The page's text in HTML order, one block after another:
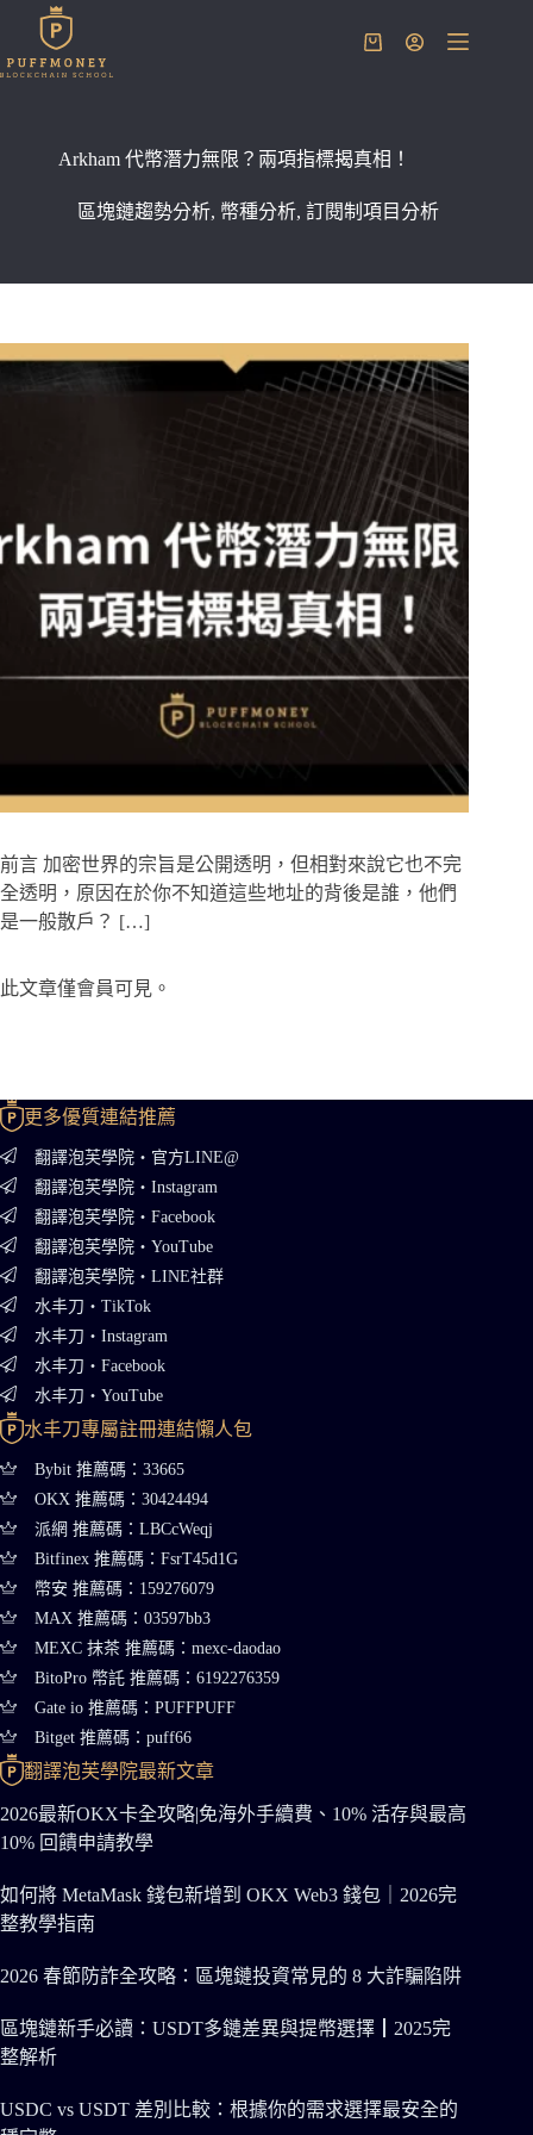
主
購
Arkham 代幣潛力無限？兩項指標揭真相！
區塊鏈趨勢分析, 幣種分析,訂閱制項目分析
前言 加密世界的宗旨是公開透明，但相對來說它也不完
全透明，原因在於你不知道這些地址的背後是誰，他們
是一般散戶？ […]
此文章僅會員可見。
更多優質連結推薦
翻譯泡芙學院・官方LINE@
翻譯泡芙學院・Instagram
翻譯泡芙學院・Facebook
翻譯泡芙學院・YouTube
翻譯泡芙學院・LINE社群
水丰刀・TikTok
水丰刀・Instagram
水丰刀・Facebook
水丰刀・YouTube
水丰刀專屬註冊連結懶人包
Bybit 推薦碼：33665
OKX 推薦碼：30424494
派網 推薦碼：LBCcWeqj
Bitfinex 推薦碼：FsrT45d1G
幣安 推薦碼：159276079
MAX 推薦碼：03597bb3
MEXC 抹茶 推薦碼：mexc-daodao
BitoPro 幣託 推薦碼：6192276359
Gate io 推薦碼：PUFFPUFF
Bitget 推薦碼：puff66
翻譯泡芙學院最新文章
2026最新OKX卡全攻略|免海外手續費、10% 活存與最高
10% 回饋申請教學
如何將 MetaMask 錢包新增到 OKX Web3 錢包｜2026完
整教學指南
2026 春節防詐全攻略：區塊鏈投資常見的 8 大詐騙陷阱
區塊鏈新手必讀：USDT多鏈差異與提幣選擇┃2025完
整解析
USDC vs USDT 差別比較：根據你的需求選擇最安全的